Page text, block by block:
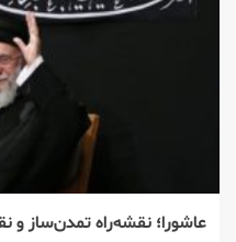
عاشورا؛ نقشه‌راه تمدن‌ساز